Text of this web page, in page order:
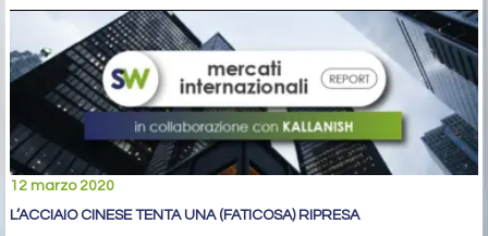
12 marzo 2020
L’ACCIAIO CINESE TENTA UNA (FATICOSA) RIPRESA